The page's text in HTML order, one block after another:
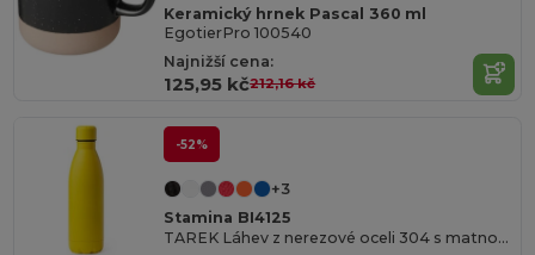
Keramický hrnek Pascal 360 ml
EgotierPro 100540
Najnižší cena:
125,95 kč212,16 kč
-52%
+3
Stamina BI4125
TAREK Láhev z nerezové oceli 304 s matnou povrchovou úpravou